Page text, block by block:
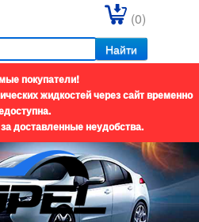
Найти
(0)
покупатели!
жидкостей через сайт временно
доставленные неудобства.